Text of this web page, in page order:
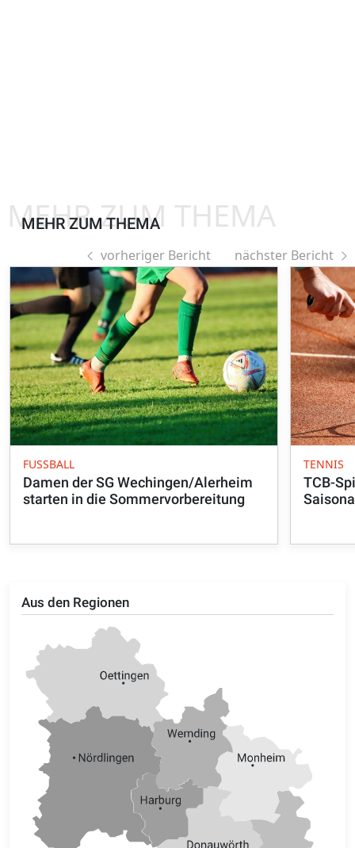
Aus den Regionen
MEHR ZUM THEMA
MEHR ZUM THEMA
vorheriger Bericht nächster Bericht
FUSSBALL
Damen der SG Wechingen/Alerheim
starten in die Sommervorbereitung
TENNIS
TCB-